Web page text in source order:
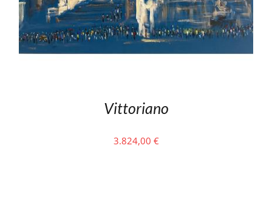
Vittoriano
3.824,00 €